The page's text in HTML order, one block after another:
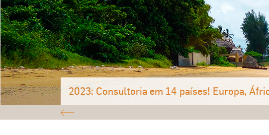
2023: Consultoria em 14 países! Europa,